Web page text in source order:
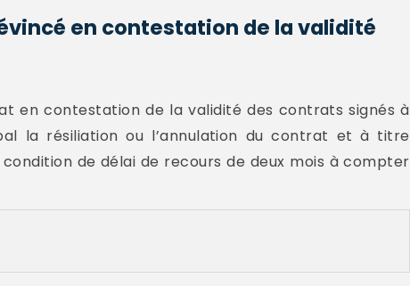
en contestation de la validité
en contestation de la validité des contrats signés à
la résiliation ou l’annulation du contrat et à titre
de délai de recours de deux mois à compter